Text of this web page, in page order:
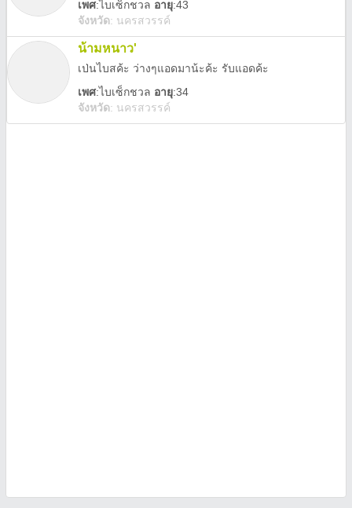
เพศ:ไบเซ็กชวล อายุ:43
จังหวัด: นครสวรรค์
น้ามหนาว'
เป่นไบสค้ะ ว่างๆแอดมาน้ะค้ะ รับแอดค้ะ
เพศ:ไบเซ็กชวล อายุ:34
จังหวัด: นครสวรรค์